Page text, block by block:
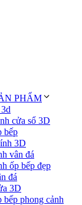
PHẨM
cửa sổ 3D
bếp
3D
vân đá
ốp bếp đẹp
đá
3D
phong cảnh